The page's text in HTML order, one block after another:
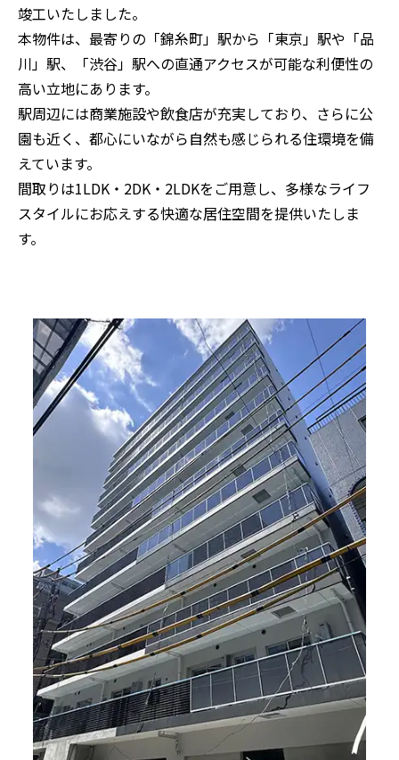
竣工いたしました。
本物件は、最寄りの「錦糸町」駅から「東京」駅や「品
川」駅、「渋谷」駅への直通アクセスが可能な利便性の
高い立地にあります。
駅周辺には商業施設や飲食店が充実しており、さらに公
園も近く、都心にいながら自然も感じられる住環境を備
えています。
間取りは1LDK・2DK・2LDKをご用意し、多様なライフ
スタイルにお応えする快適な居住空間を提供いたしま
す。